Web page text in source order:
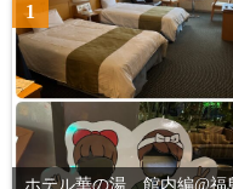
1
ホテル華の湯 館内編@福